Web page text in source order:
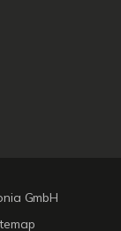
GmbH